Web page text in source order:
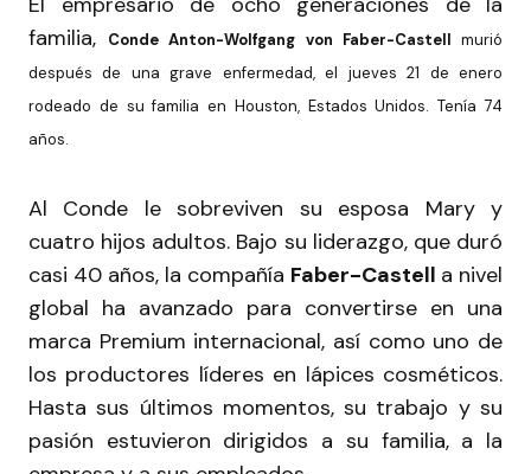
familia,
Conde Anton-Wolfgang von Faber-Castell murió
después de una grave enfermedad, el jueves 21 de enero
rodeado de su familia en Houston, Estados Unidos. Tenía 74
años.
Al Conde le sobreviven su esposa Mary y
cuatro hijos adultos. Bajo su liderazgo, que duró
casi 40 años, la compañía Faber-Castell a nivel
global ha avanzado para convertirse en una
marca Premium internacional, así como uno de
los productores líderes en lápices cosméticos.
Hasta sus últimos momentos, su trabajo y su
pasión estuvieron dirigidos a su familia, a la